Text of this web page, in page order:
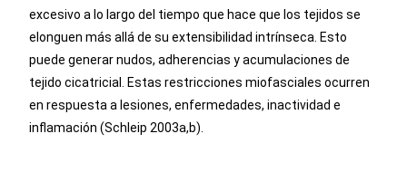
excesivo a lo largo del tiempo que hace que los tejidos se
elonguen más allá de su extensibilidad intrínseca. Esto
puede generar nudos, adherencias y acumulaciones de
tejido cicatricial. Estas restricciones miofasciales ocurren
en respuesta a lesiones, enfermedades, inactividad e
inflamación (Schleip 2003a,b).